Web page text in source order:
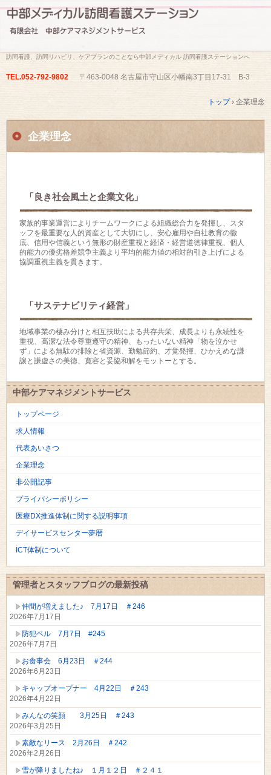
訪問看護、訪問リハビリ、ケアプランのことなら中部メディカル 訪問看護ステーションへ
TEL.052-792-9802 〒463-0048 名古屋市守山区小幡南3丁目17-31 B-3
トップ›企業理念
企業理念
「良き社会風土と企業文化」
家族的事業運営によりチームワークによる組織総合力を発揮し、スタ
ッフを最重要な人的資産として大切にし、安心雇用や自社教育の徹
底、信用や信義という無形の財産重視と経済・経営道徳律重視、個人
的能力の優劣格差競争主義より平均的能力値の相対的引き上げによる
協調重視主義を貫きます。
「サステナビリティ経営」
地域事業の棲み分けと相互扶助による共存共栄、成長よりも永続性を
重視、高潔な法令尊重遵守の精神、もったいない精神「物を泣かせ
ず」による無駄の排除と省資源、勤勉節約、才覚発揮、ひかえめな謙
譲と謙虚さの美徳、寛容と妥協和解をモットーとする。
中部ケアマネジメントサービス
トップページ
求人情報
代表あいさつ
企業理念
非公開記事
プライバシーポリシー
医療DX推進体制に関する説明事項
デイサービスセンター夢暦
ICT体制について
管理者とスタッフブログの最新投稿
仲間が増えました♪ 7月17日 ＃246
2026年7月17日
防犯ベル 7月7日 #245
2026年7月7日
お食事会 6月23日 ＃244
2026年6月23日
キャップオープナー 4月22日 ＃243
2026年4月22日
みんなの笑顔 3月25日 ＃243
2026年3月25日
素敵なリース 2月26日 ＃242
2026年2月26日
雪が降りましたね♪ １月１２日 ＃２４１